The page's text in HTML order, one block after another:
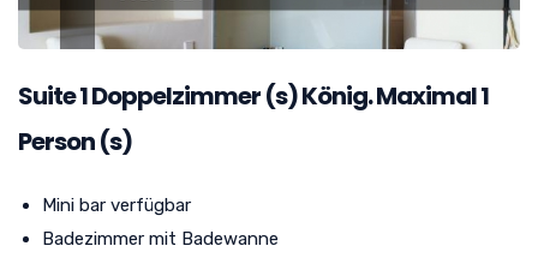
Suite1Doppelzimmer (s) König. Maximal 1
Person (s)
Mini bar verfügbar
Badezimmer mit Badewanne